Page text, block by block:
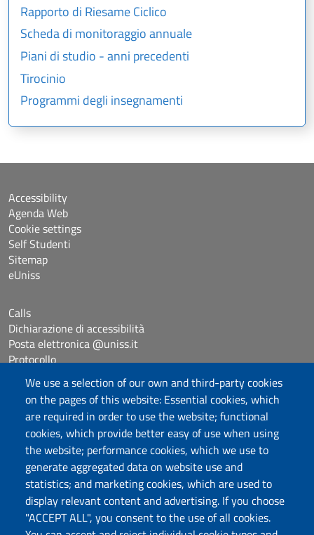
We use a selection of our own and third-party cookies
on the pages of this website: Essential cookies, which
are required in order to use the website; functional
cookies, which provide better easy of use when using
the website; performance cookies, which we use to
generate aggregated data on website use and
statistics; and marketing cookies, which are used to
display relevant content and advertising. If you choose
"ACCEPT ALL", you consent to the use of all cookies.
Rapporto di Riesame Ciclico
Scheda di monitoraggio annuale
Piani di studio - anni precedenti
Tirocinio
Programmi degli insegnamenti
Università degli Studi di Sassari
Dipartimento di Giurisprudenza
Viale Mancini 5, 07100 Sassari
Fax: +39 079 228941
Contatti telefonici
Accessibility
Agenda Web
Cookie settings
Self Studenti
Sitemap
eUniss
Calls
Dichiarazione di accessibilità
Posta elettronica @uniss.it
Protocollo
Follow us